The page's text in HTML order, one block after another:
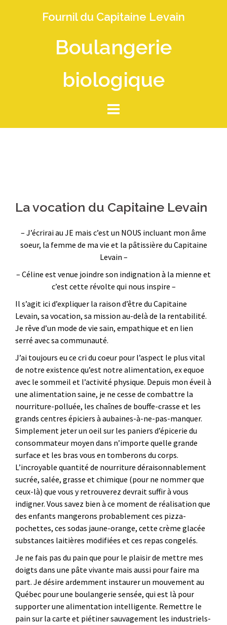
Fournil du Capitaine Levain
Boulangerie
biologique
La vocation du Capitaine Levain
– J’écrirai au JE mais c’est un NOUS incluant mon âme
soeur, la femme de ma vie et la pâtissière du Capitaine
Levain –
– Céline est venue joindre son indignation à la mienne et
c’est cette révolte qui nous inspire –
Il s’agit ici d’expliquer la raison d’être du Capitaine
Levain, sa vocation, sa mission au-delà de la rentabilité.
Je rêve d’un mode de vie sain, empathique et en lien
serré avec sa communauté.
J’ai toujours eu ce cri du coeur pour l’aspect le plus vital
de notre existence qu’est notre alimentation, ex equoe
avec le sommeil et l’activité physique. Depuis mon éveil à
une alimentation saine, je ne cesse de combattre la
nourriture-polluée, les chaînes de bouffe-crasse et les
grands centres épiciers à aubaines-à-ne-pas-manquer.
Simplement jeter un oeil sur les paniers d’épicerie du
consommateur moyen dans n’importe quelle grande
surface et les bras vous en tomberons du corps.
L’incroyable quantité de nourriture déraisonnablement
sucrée, salée, grasse et chimique (pour ne nommer que
ceux-là) que vous y retrouverez devrait suffir à vous
indigner. Vous savez bien à ce moment de réalisation que
des enfants mangerons probablement ces pizza-
pochettes, ces sodas jaune-orange, cette crème glacée
substances laitières modifiées et ces repas congelés.
Je ne fais pas du pain que pour le plaisir de mettre mes
doigts dans une pâte vivante mais aussi pour faire ma
part. Je désire ardemment instaurer un mouvement au
Québec pour une boulangerie sensée, qui est là pour
supporter une alimentation intelligente. Remettre le
pain sur la carte et piétiner sauvagement les industriels-